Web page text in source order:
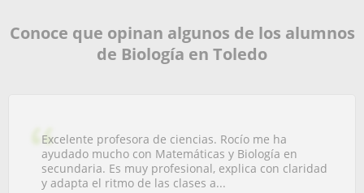
Conoce que opinan algunos de los alumnos
de Biología en Toledo
Excelente profesora de ciencias. Rocío me ha
ayudado mucho con Matemáticas y Biología en
secundaria. Es muy profesional, explica con claridad
y adapta el ritmo de las clases a...